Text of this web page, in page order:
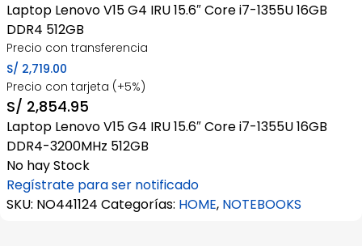
Laptop Lenovo V15 G4 IRU 15.6″ Core i7-1355U 16GB
DDR4 512GB
Precio con transferencia
S/ 2,719.00
Precio con tarjeta (+5%)
S/ 2,854.95
Laptop Lenovo V15 G4 IRU 15.6″ Core i7-1355U 16GB
DDR4-3200MHz 512GB
No hay Stock
Regístrate para ser notificado
SKU: NO441124 Categorías: HOME, NOTEBOOKS